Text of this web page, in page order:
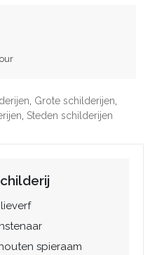
Grote schilderijen
Steden schilderijen
spieraam